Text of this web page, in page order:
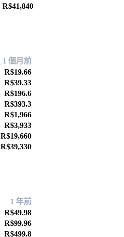
R$41,840
1 個月前
R$19.66
R$39.33
R$196.6
R$393.3
R$1,966
R$3,933
R$19,660
R$39,330
1 年前
R$49.98
R$99.96
R$499.8